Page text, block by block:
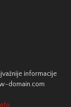
informacije
domain.com